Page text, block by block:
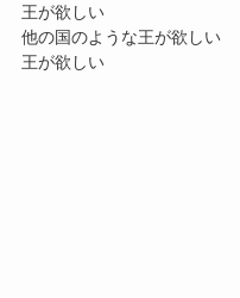
王が欲しい
他の国のような王が欲しい
王が欲しい